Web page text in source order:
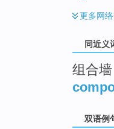
更多网
同近义
组合
双语例